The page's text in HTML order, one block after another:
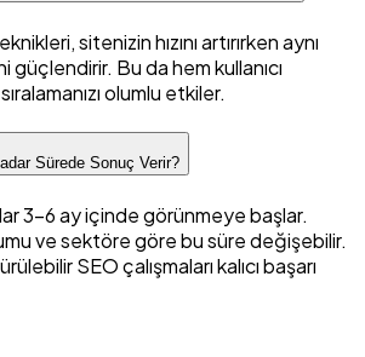
sitenizin hızını artırırken aynı
güçlendirir. Bu da hem kullanıcı
olumlu etkiler.
Sürede Sonuç Verir?
3-6 ay içinde görünmeye başlar.
ve sektöre göre bu süre değişebilir.
SEO çalışmaları kalıcı başarı